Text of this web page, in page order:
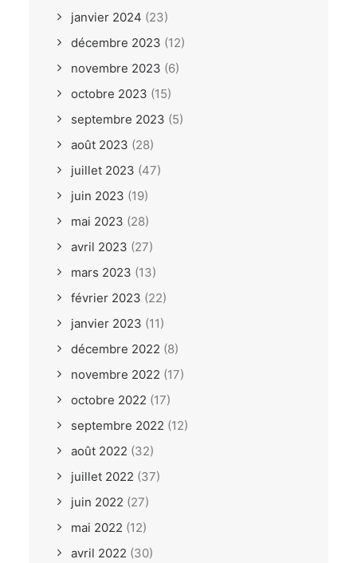
janvier 2024 (23)
décembre 2023 (12)
novembre 2023 (6)
octobre 2023 (15)
septembre 2023 (5)
août 2023 (28)
juillet 2023 (47)
juin 2023 (19)
mai 2023 (28)
avril 2023 (27)
mars 2023 (13)
février 2023 (22)
janvier 2023 (11)
décembre 2022 (8)
novembre 2022 (17)
octobre 2022 (17)
septembre 2022 (12)
août 2022 (32)
juillet 2022 (37)
juin 2022 (27)
mai 2022 (12)
avril 2022 (30)